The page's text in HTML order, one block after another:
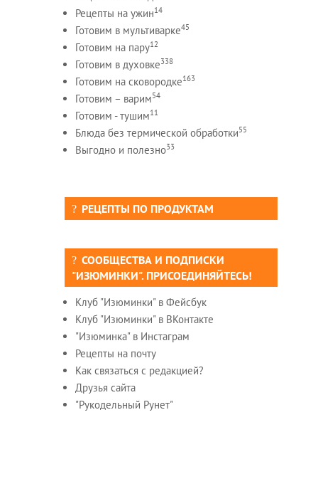
Рецепты на ужин14
Готовим в мультиварке45
Готовим на пару12
Готовим в духовке338
Готовим на сковородке163
Готовим – варим54
Готовим - тушим11
Блюда без термической обработки55
Выгодно и полезно33
РЕЦЕПТЫ ПО ПРОДУКТАМ
СООБЩЕСТВА И ПОДПИСКИ
"ИЗЮМИНКИ". ПРИСОЕДИНЯЙТЕСЬ!
Клуб "Изюминки" в Фейсбук
Клуб "Изюминки" в ВКонтакте
"Изюминка" в Инстаграм
Рецепты на почту
Как связаться с редакцией?
Друзья сайта
"Рукодельный Рунет"